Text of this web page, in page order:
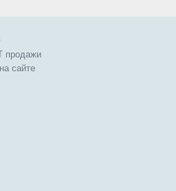
продажи
сайте